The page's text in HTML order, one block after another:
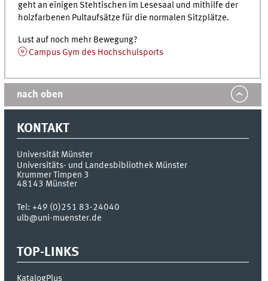
geht an einigen Stehtischen im Lesesaal und mithilfe der
holzfarbenen Pultaufsätze für die normalen Sitzplätze.
Lust auf noch mehr Bewegung?
Campus Gym des Hochschulsports
nach oben
KONTAKT
Universität Münster
Universitäts- und Landesbibliothek Münster
Krummer Timpen 3
48143 Münster
Tel:+49 (0)251 83-24040
ulb@uni-muenster.de
TOP-LINKS
KatalogPlus